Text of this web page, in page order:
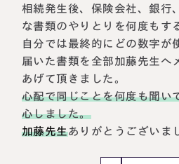
東京事務所
〒107-0062
円満相続ちゃんねる
円満相続塾（受講生募集中）
相続発生後、保険会社、銀行
な書類のやりとりを何度もす
自分では最終的にどの数字が
届いた書類を全部加藤先生へ
あげて頂きました。
心配で同じことを何度も聞い
心しました。
加藤先生ありがとうございま